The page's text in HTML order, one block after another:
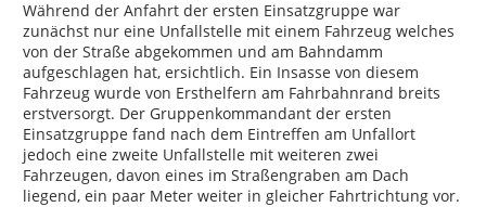
Während der Anfahrt der ersten Einsatzgruppe war
zunächst nur eine Unfallstelle mit einem Fahrzeug welches
von der Straße abgekommen und am Bahndamm
aufgeschlagen hat, ersichtlich. Ein Insasse von diesem
Fahrzeug wurde von Ersthelfern am Fahrbahnrand breits
erstversorgt. Der Gruppenkommandant der ersten
Einsatzgruppe fand nach dem Eintreffen am Unfallort
jedoch eine zweite Unfallstelle mit weiteren zwei
Fahrzeugen, davon eines im Straßengraben am Dach
liegend, ein paar Meter weiter in gleicher Fahrtrichtung vor.